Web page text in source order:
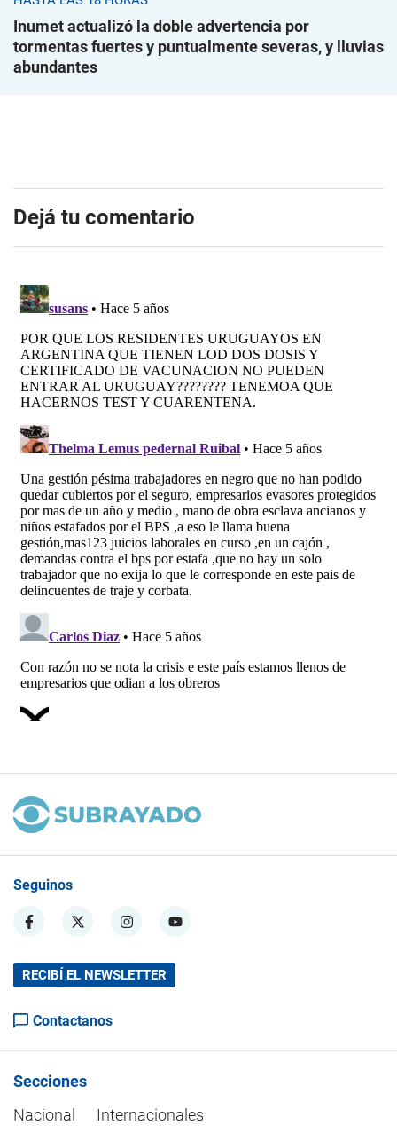
Inumet actualizó la doble advertencia por
tormentas fuertes y puntualmente severas, y lluvias
abundantes
Dejá tu comentario
Seguinos
RECIBÍ EL NEWSLETTER
Contactanos
Secciones
Nacional
Internacionales